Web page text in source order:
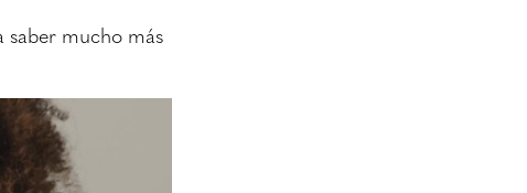
saber mucho más